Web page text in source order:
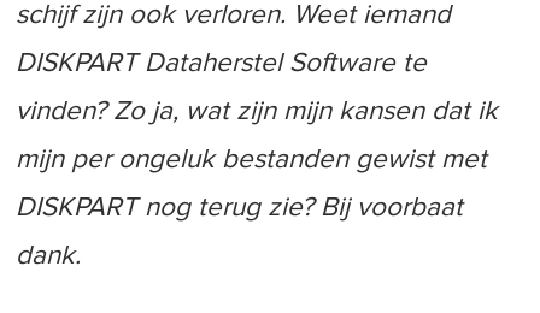
schijf zijn ook verloren. Weet iemand
DISKPART Dataherstel Software te
vinden? Zo ja, wat zijn mijn kansen dat ik
mijn per ongeluk bestanden gewist met
DISKPART nog terug zie? Bij voorbaat
dank.